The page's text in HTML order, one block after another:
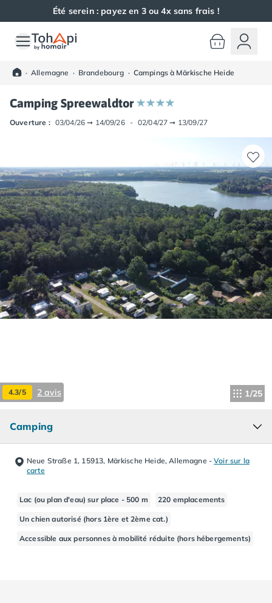
Été serein : payez en 3 ou 4x sans frais !
Toutes nos destinations
Camping Alsace
Camping Haut-Rhin
Camping Colmar
Camping Aquitaine
Camping Dordogne
Camping Carsac-Aillac
Camping Les Eyzies-de-Tayac-Sireuil
Camping Sarlat
Camping Gironde
Camping Bordeaux
Camping Carcans
Camping Hourtin
Camping Lacanau
Camping Soulac sur Mer
Camping Hossegor
Camping Messanges
Camping Sanguinet
Camping Seignosse
Camping Vieux Boucau les Bains
Camping Pyrénées Atlantiques
Camping Biarritz
Camping Bidart
Camping Saint Jean de Luz
· Allemagne · Brandebourg · Campings à Märkische Heide
Camping Spreewaldtor
Ouverture : 03/04/26 ➞ 14/09/26 - 02/04/27 ➞ 13/09/27
4.3/5 2 avis 1/25
Camping
Neue Straße 1, 15913, Märkische Heide, Allemagne -Voir sur la
carte
Lac (ou plan d'eau) sur place - 500 m 220 emplacements
Un chien autorisé (hors 1ère et 2ème cat.)
Accessible aux personnes à mobilité réduite (hors hébergements)